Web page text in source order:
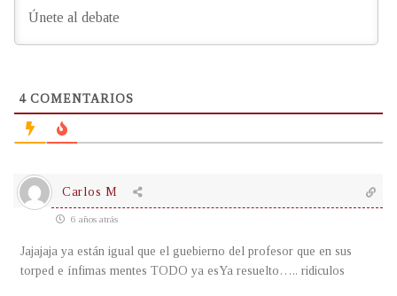
4COMENTARIOS
Carlos M
6 años atrás
Jajajaja ya están igual que el guebierno del profesor que en sus
torped e ínfimas mentes TODO ya esYa resuelto….. ridiculos